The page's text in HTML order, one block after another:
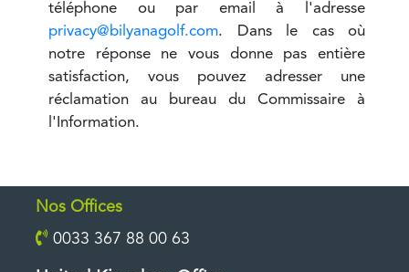
téléphone ou par email à l'adresse
privacy@bilyanagolf.com. Dans le cas où
notre réponse ne vous donne pas entière
satisfaction, vous pouvez adresser une
réclamation au bureau du Commissaire à
l'Information.
Nos Offices
0033 367 88 00 63